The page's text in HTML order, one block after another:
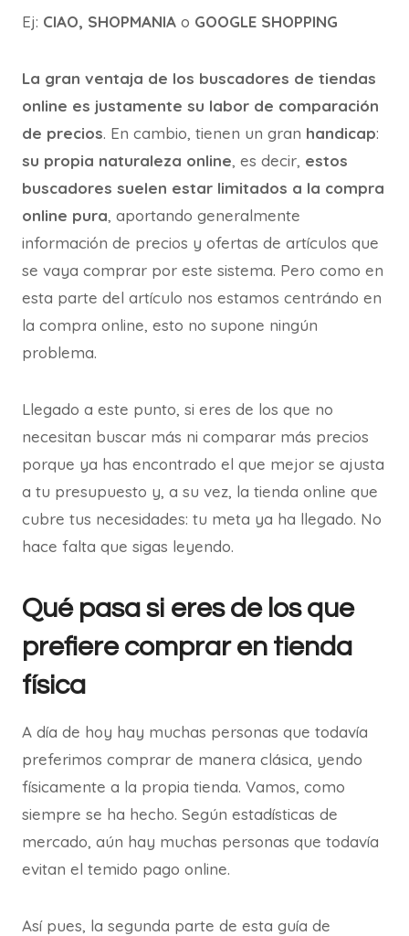
Ej: CIAO, SHOPMANIA o GOOGLE SHOPPING
La gran ventaja de los buscadores de tiendas
online es justamente su labor de comparación
de precios. En cambio, tienen un gran handicap:
su propia naturaleza online, es decir, estos
buscadores suelen estar limitados a la compra
online pura, aportando generalmente
información de precios y ofertas de artículos que
se vaya comprar por este sistema. Pero como en
esta parte del artículo nos estamos centrándo en
la compra online, esto no supone ningún
problema.
Llegado a este punto, si eres de los que no
necesitan buscar más ni comparar más precios
porque ya has encontrado el que mejor se ajusta
a tu presupuesto y, a su vez, la tienda online que
cubre tus necesidades: tu meta ya ha llegado. No
hace falta que sigas leyendo.
Qué pasa si eres de los que
prefiere comprar en tienda
física
A día de hoy hay muchas personas que todavía
preferimos comprar de manera clásica, yendo
físicamente a la propia tienda. Vamos, como
siempre se ha hecho. Según estadísticas de
mercado, aún hay muchas personas que todavía
evitan el temido pago online.
Así pues, la segunda parte de esta guía de